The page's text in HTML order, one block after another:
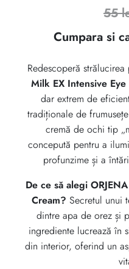
55
Cumpara si
Redescoperă
Milk EX Intensive Eye
dar extrem de
tradiționale de
cremă de ochi tip
concepută pentru a
profunzime și a
De ce să alegi
Cream? Secretul unui
dintre apa de orez și
ingrediente lucrează în
din interior, oferind un